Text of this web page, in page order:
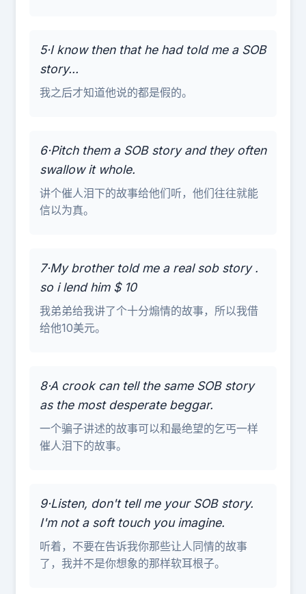
5·I know then that he had told me a SOB
story...
我之后才知道他说的都是假的。
6·Pitch them a SOB story and they often
swallow it whole.
讲个催人泪下的故事给他们听，他们往往就能
信以为真。
7·My brother told me a real sob story .
so i lend him $ 10
我弟弟给我讲了个十分煽情的故事，所以我借
给他10美元。
8·A crook can tell the same SOB story
as the most desperate beggar.
一个骗子讲述的故事可以和最绝望的乞丐一样
催人泪下的故事。
9·Listen, don't tell me your SOB story.
I'm not a soft touch you imagine.
听着，不要在告诉我你那些让人同情的故事
了，我并不是你想象的那样软耳根子。